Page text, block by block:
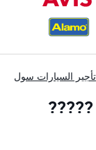
تأجير السيارات سول
?????